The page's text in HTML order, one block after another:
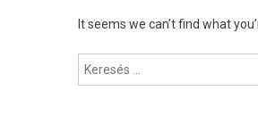
It seems we can’t find what
Keresés: